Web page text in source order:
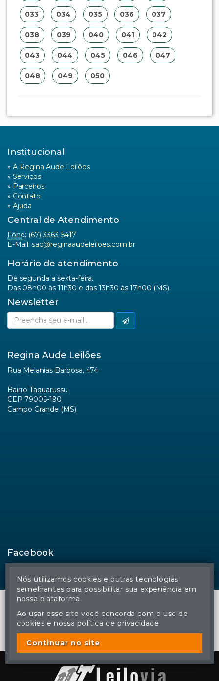
033 034 035 036 037
038 039 040 041 042
043 044 045 046 047
048 049 050
Institucional
» A Regina Aude Leilões
» Serviços
» Parceiros
» Contato
» Ajuda
Central de Atendimento
Fone: (67) 3363-5417
E-Mail: sac@reginaaudeleiloes.com.br
Horário de atendimento
De segunda a sexta-feira.
Das 08h00 às 11h30 e das 13h30 às 17h00 (MS).
Newsletter
Regina Aude Leilões
Rua Melanias Barbosa, 474
Bairro Taquarussu
CEP 79006-190
Campo Grande (MS)
Facebook
© Regina Aude Leilões - Todos os direitos reservados
A cópia ou reprodução não autorizada do conteúdo deste site
poderá acarretar em penas previstas em lei.
Nós utilizamos cookies e outras tecnologias
semelhantes para possibilitar sua experiência em
nossa plataforma.
Ao usar esse site você concorda com o uso de
cookies e nossa política de privacidade.
Continuar no site